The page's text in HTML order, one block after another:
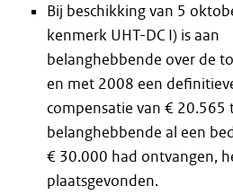
Bij beschikking van 5
kenmerk UHT-DC I) is aan
belanghebbende over de
en met 2008 een
compensatie van € 20.565
belanghebbende al een
€ 30.000 had ontvangen,
plaatsgevonden.